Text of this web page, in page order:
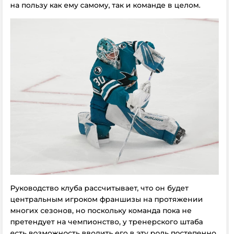
на пользу как ему самому, так и команде в целом.
Руководство клуба рассчитывает, что он будет
центральным игроком франшизы на протяжении
многих сезонов, но поскольку команда пока не
претендует на чемпионство, у тренерского штаба